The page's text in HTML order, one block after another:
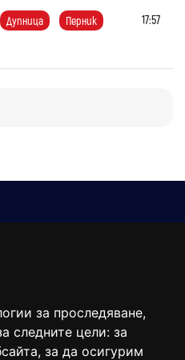
за проследяване,
следните цели: за
, за да осигурим
Дупница Перник 17:57